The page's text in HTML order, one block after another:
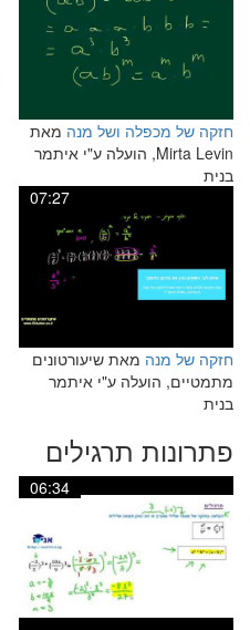
חזקה של מכפלה ושל מנה מאת
Mirta Levin, הועלה ע"י איתמר
בנית
07:27
חזקה של מנה מאת שיעורטונים
מתמטיים, הועלה ע"י איתמר
בנית
פתרונות תרגילים
06:34